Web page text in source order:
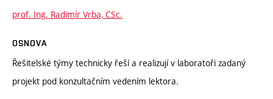
prof. Ing. Radimír Vrba, CSc.
OSNOVA
Řešitelské týmy technicky řeší a realizují v laboratoři zadaný
projekt pod konzultačním vedením lektora.